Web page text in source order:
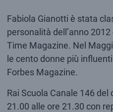
Fabiola Gianotti è stata
personalità dell’anno
Time Magazine. Nel
le cento donne più
Forbes Magazine.
Rai Scuola Canale 146
21.00 alle ore 21.30 con